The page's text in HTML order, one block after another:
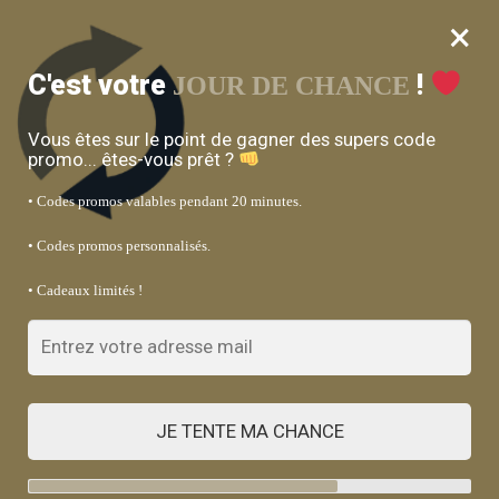
0
Bénéficiez de 15% de réduction avec le code : SOCLE15 sur les
socles lave-linge
Accueil / Maison & jardin / Produits ménagers / Rangement & organisation
×
C'est votreJOUR DE CHANCE !
Vous êtes sur le point de gagner des supers code
promo... êtes-vous prêt ?
• Codes promos valables pendant 20 minutes.
• Codes promos personnalisés.
• Cadeaux limités !
JE TENTE MA CHANCE